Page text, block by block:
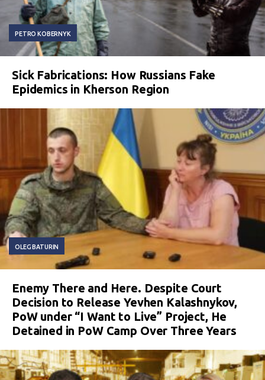
PETRO KOBERNYK
Sick Fabrications: How Russians Fake
Epidemics in Kherson Region
OLEG BATURIN
Enemy There and Here. Despite Court
Decision to Release Yevhen Kalashnykov,
PoW under “I Want to Live” Project, He
Detained in PoW Camp Over Three Years